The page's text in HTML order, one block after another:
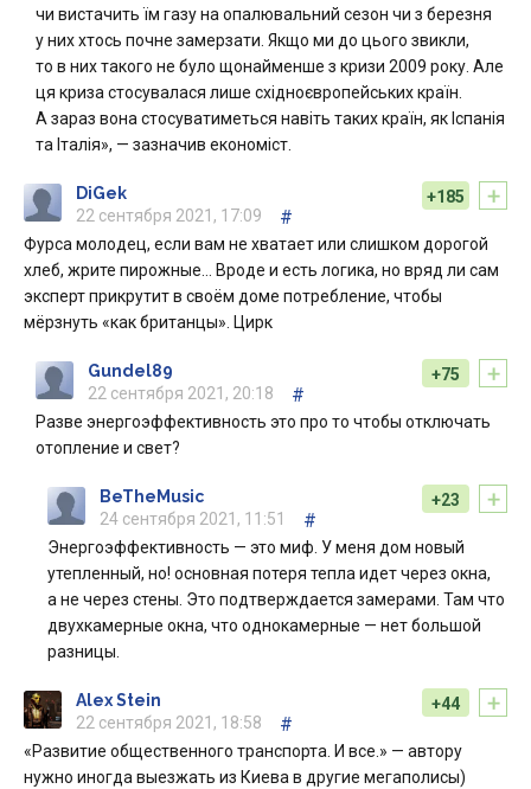
чи вистачить їм газу на опалювальний сезон чи з березня
у них хтось почне замерзати. Якщо ми до цього звикли,
то в них такого не було щонайменше з кризи 2009 року. Але
ця криза стосувалася лише східноєвропейських країн.
А зараз вона стосуватиметься навіть таких країн, як Іспанія
та Італія», — зазначив економіст.
+
+185
DiGek
22 сентября 2021, 17:09
#
Фурса молодец, если вам не хватает или слишком дорогой
хлеб, жрите пирожные… Вроде и есть логика, но вряд ли сам
эксперт прикрутит в своём доме потребление, чтобы
мёрзнуть «как британцы». Цирк
+
+75
Gundel89
22 сентября 2021, 20:18
#
Разве энергоэффективность это про то чтобы отключать
отопление и свет?
+
+23
BeTheMusic
24 сентября 2021, 11:51
#
Энергоэффективность — это миф. У меня дом новый
утепленный, но! основная потеря тепла идет через окна,
а не через стены. Это подтверждается замерами. Там что
двухкамерные окна, что однокамерные — нет большой
разницы.
+
+44
Alex Stein
22 сентября 2021, 18:58
#
«Развитие общественного транспорта. И все.» — автору
нужно иногда выезжать из Киева в другие мегаполисы)